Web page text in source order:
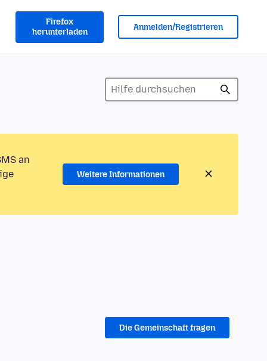
Firefox
herunterladen
Anmelden/Registrieren
an
Weitere Informationen
Die Gemeinschaft fragen